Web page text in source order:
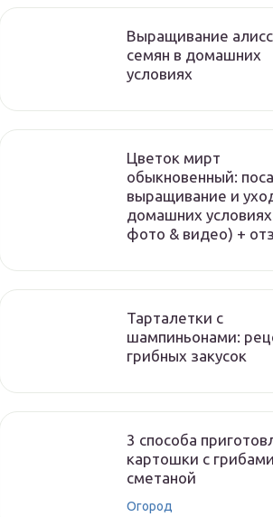
Выращивание
семян в домашних
условиях
Цветок мирт
обыкновенный:
выращивание и
домашних
фото & видео) +
Тарталетки с
шампиньонами:
грибных закусок
3 способа
картошки с
сметаной
Огород